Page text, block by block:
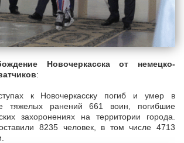
Новочеркасска от немецко-
:
к Новочеркасску погиб и умер в
тяжелых ранений 661 воин, погибшие
захоронениях на территории города.
8235 человек, в том числе 4713